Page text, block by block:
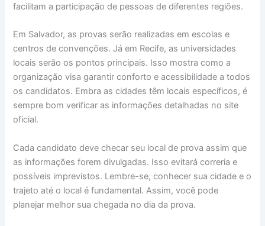
facilitam a participação de pessoas de diferentes regiões.
Em Salvador, as provas serão realizadas em escolas e
centros de convenções. Já em Recife, as universidades
locais serão os pontos principais. Isso mostra como a
organização visa garantir conforto e acessibilidade a todos
os candidatos. Embra as cidades têm locais específicos, é
sempre bom verificar as informações detalhadas no site
oficial.
Cada candidato deve checar seu local de prova assim que
as informações forem divulgadas. Isso evitará correria e
possíveis imprevistos. Lembre-se, conhecer sua cidade e o
trajeto até o local é fundamental. Assim, você pode
planejar melhor sua chegada no dia da prova.